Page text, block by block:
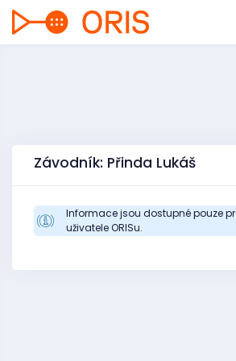
Závodník: Přinda Lukáš
Informace jsou dostupné pouze
uživatele ORISu.